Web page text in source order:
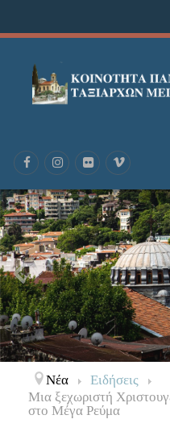
Νέα
Ειδήσεις
Μια ξεχωριστή
στο Μέγα Ρεύμα